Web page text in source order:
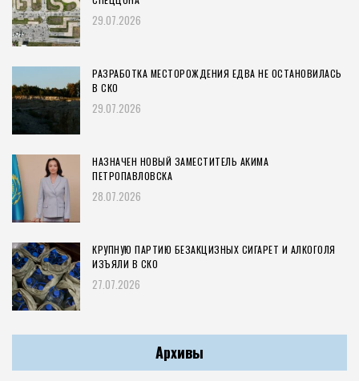
29.07.2026
РАЗРАБОТКА МЕСТОРОЖДЕНИЯ ЕДВА НЕ ОСТАНОВИЛАСЬ
В СКО
29.07.2026
НАЗНАЧЕН НОВЫЙ ЗАМЕСТИТЕЛЬ АКИМА
ПЕТРОПАВЛОВСКА
28.07.2026
КРУПНУЮ ПАРТИЮ БЕЗАКЦИЗНЫХ СИГАРЕТ И АЛКОГОЛЯ
ИЗЪЯЛИ В СКО
27.07.2026
Архивы